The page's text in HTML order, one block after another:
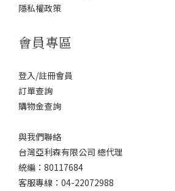
隱私權政策
會員專區
登入/註冊會員
訂單查詢
購物金查詢
與我們聯絡
台灣亞利森有限公司 總代理
統編：80117684
客服專線：04-22072988